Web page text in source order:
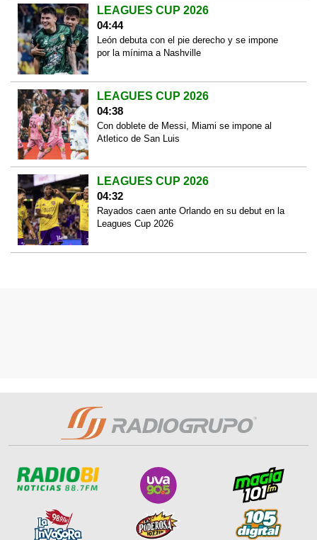
LEAGUES CUP 2026
04:44
León debuta con el pie derecho y se impone
por la mínima a Nashville
LEAGUES CUP 2026
04:38
Con doblete de Messi, Miami se impone al
Atletico de San Luis
LEAGUES CUP 2026
04:32
Rayados caen ante Orlando en su debut en la
Leagues Cup 2026